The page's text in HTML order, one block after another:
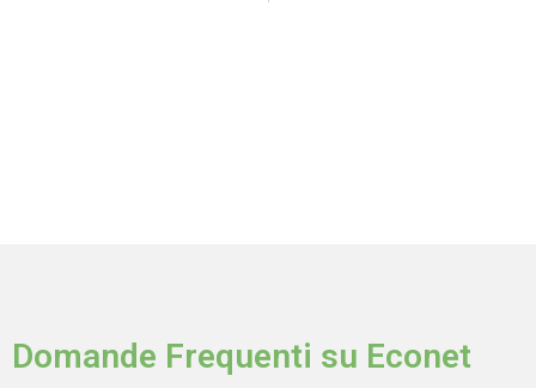
Domande Frequenti su Econet